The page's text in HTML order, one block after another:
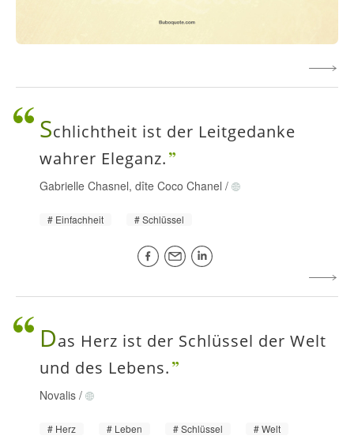
Schlichtheit ist der Leitgedanke
wahrer Eleganz.
Gabrielle Chasnel, dîte Coco Chanel /
Einfachheit Schlüssel
Das Herz ist der Schlüssel der Welt
und des Lebens.
Novalis /
Herz Leben Schlüssel Welt